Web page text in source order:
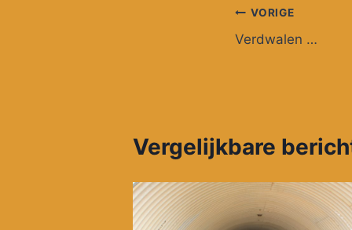
Bericht
navigatie
VORIGE
Verdwalen …
Vergelijkbare